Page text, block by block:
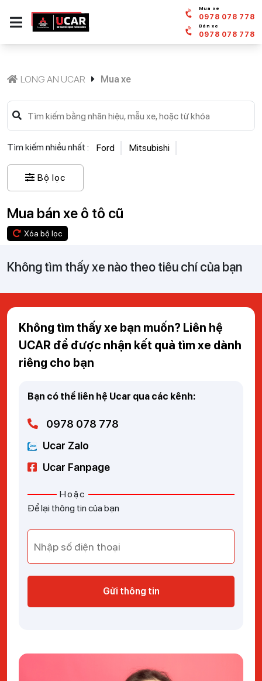
Mua xe
0978 078 778
Bán xe
0978 078 778
LONG AN UCAR Mua xe
Tìm kiếm nhiều nhất : Ford Mitsubishi
Bộ lọc
Mua bán xe ô tô cũ
Xóa bộ lọc
Không tìm thấy xe nào theo tiêu chí của bạn
Không tìm thấy xe bạn muốn? Liên hệ
UCAR để được nhận kết quả tìm xe dành
riêng cho bạn
Bạn có thể liên hệ Ucar qua các kênh:
0978 078 778
Ucar Zalo
Ucar Fanpage
Hoặc
Để lại thông tin của bạn
Gửi thông tin